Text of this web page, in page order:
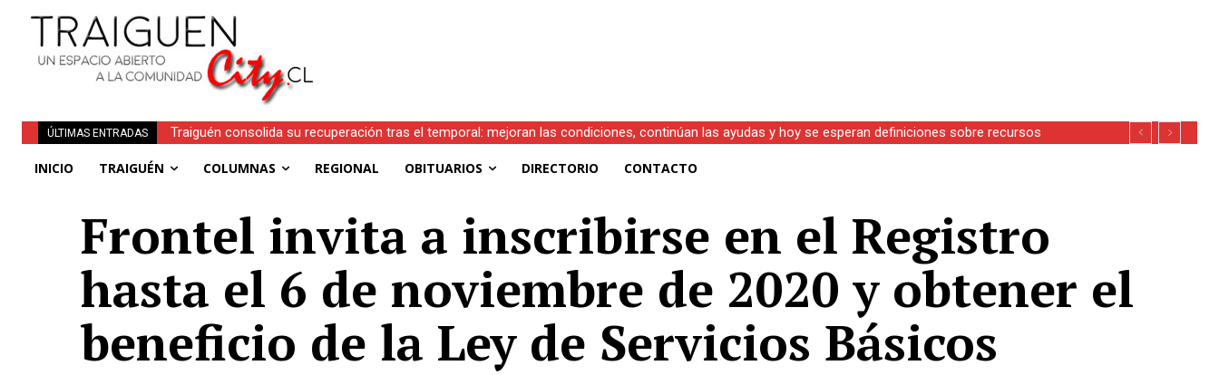
ÚLTIMAS ENTRADAS
Traiguén consolida su recuperación tras el temporal: mejoran las condiciones, continúan las ayudas y hoy se esperan definiciones sobre recursos
INICIO TRAIGUÉN COLUMNAS REGIONAL OBITUARIOS DIRECTORIO CONTACTO
Frontel invita a inscribirse en el Registro
hasta el 6 de noviembre de 2020 y obtener el
beneficio de la Ley de Servicios Básicos